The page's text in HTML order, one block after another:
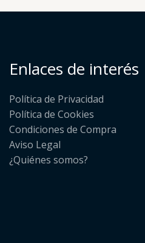
Enlaces de interés
Política de Privacidad
Política de Cookies
Condiciones de Compra
Aviso Legal
¿Quiénes somos?​